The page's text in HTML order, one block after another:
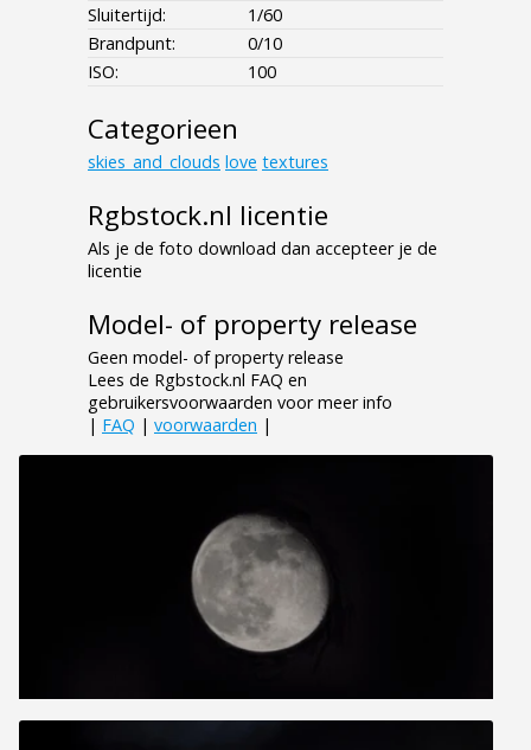
Sluitertijd:
1/60
Brandpunt:
0/10
ISO:
100
Categorieen
skies_and_clouds love textures
Rgbstock.nl licentie
Als je de foto download dan accepteer je de
licentie
Model- of property release
Geen model- of property release
Lees de Rgbstock.nl FAQ en
gebruikersvoorwaarden voor meer info
| FAQ | voorwaarden |